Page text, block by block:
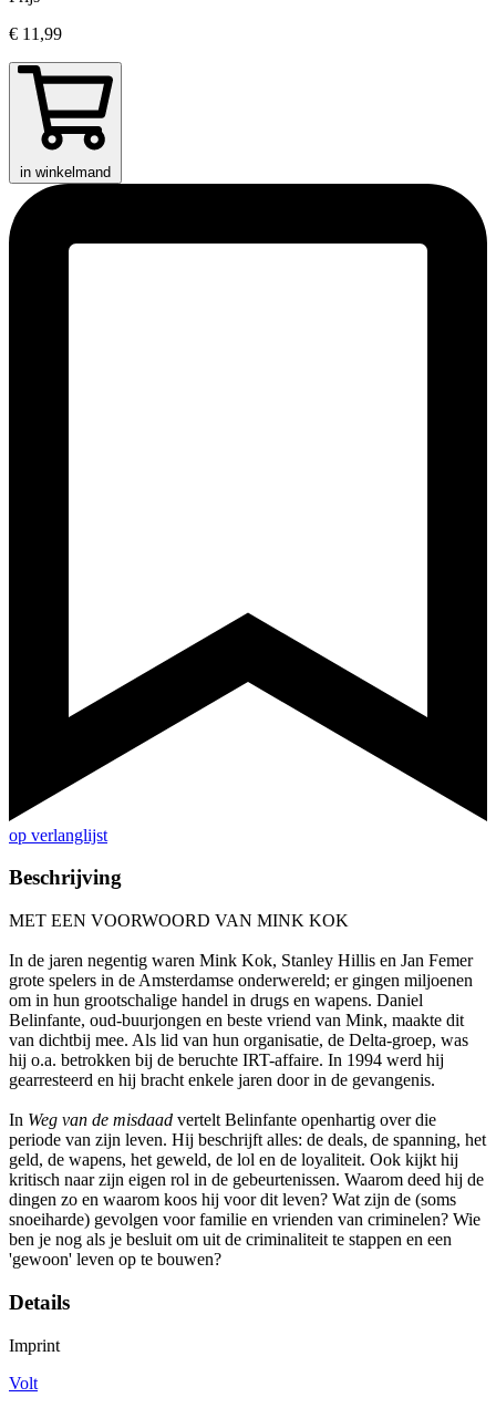
€ 11,99
in winkelmand
op verlanglijst
Beschrijving
MET EEN VOORWOORD VAN MINK KOK
In de jaren negentig waren Mink Kok, Stanley Hillis en Jan Femer
grote spelers in de Amsterdamse onderwereld; er gingen miljoenen
om in hun grootschalige handel in drugs en wapens. Daniel
Belinfante, oud-buurjongen en beste vriend van Mink, maakte dit
van dichtbij mee. Als lid van hun organisatie, de Delta-groep, was
hij o.a. betrokken bij de beruchte IRT-affaire. In 1994 werd hij
gearresteerd en hij bracht enkele jaren door in de gevangenis.
In Weg van de misdaad vertelt Belinfante openhartig over die
periode van zijn leven. Hij beschrijft alles: de deals, de spanning, het
geld, de wapens, het geweld, de lol en de loyaliteit. Ook kijkt hij
kritisch naar zijn eigen rol in de gebeurtenissen. Waarom deed hij de
dingen zo en waarom koos hij voor dit leven? Wat zijn de (soms
snoeiharde) gevolgen voor familie en vrienden van criminelen? Wie
ben je nog als je besluit om uit de criminaliteit te stappen en een
'gewoon' leven op te bouwen?
Details
Imprint
Volt